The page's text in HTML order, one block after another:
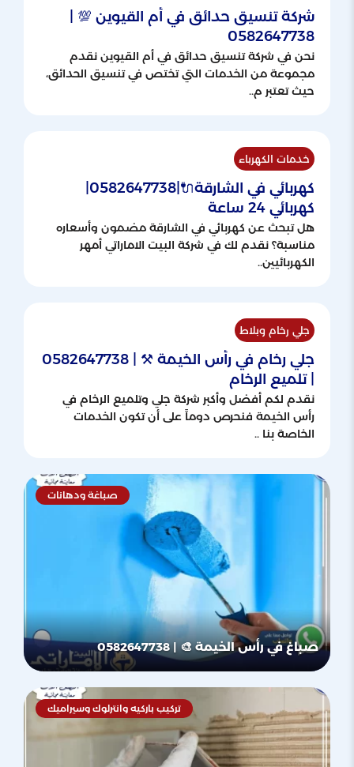
شركة تنسيق حدائق في أم القيوين 💯 |
0582647738
نحن في شركة تنسيق حدائق في أم القيوين نقدم
مجموعة من الخدمات التي تختص في تنسيق الحدائق،
حيث تعتبر م..
خدمات الكهرباء
كهربائي 24 ساعة
هل تبحث عن كهربائي في الشارقة مضمون وأسعاره
مناسبة؟ نقدم لك في شركة البيت الاماراتي أمهر
الكهربائيين..
جلي رخام وبلاط
جلي رخام في رأس الخيمة ⚒ | 0582647738
| تلميع الرخام
نقدم لكم أفضل وأكبر شركة جلي وتلميع الرخام في
رأس الخيمة فنحرص دوماً على أن تكون الخدمات
الخاصة بنا ..
صباغة ودهانات
صباغ في رأس الخيمة 🎨 | 0582647738
تركيب باركيه وانترلوك وسيراميك